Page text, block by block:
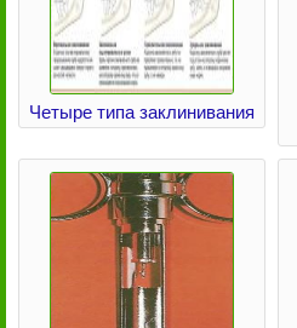
Четыре типа заклинивания